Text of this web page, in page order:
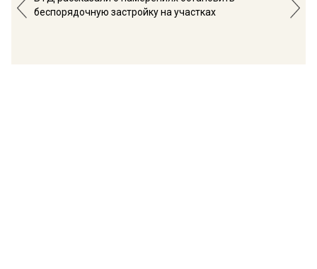
беспорядочную застройку на участках